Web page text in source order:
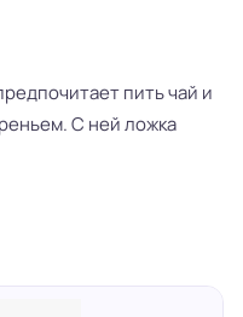
пить чай и
С ней ложка